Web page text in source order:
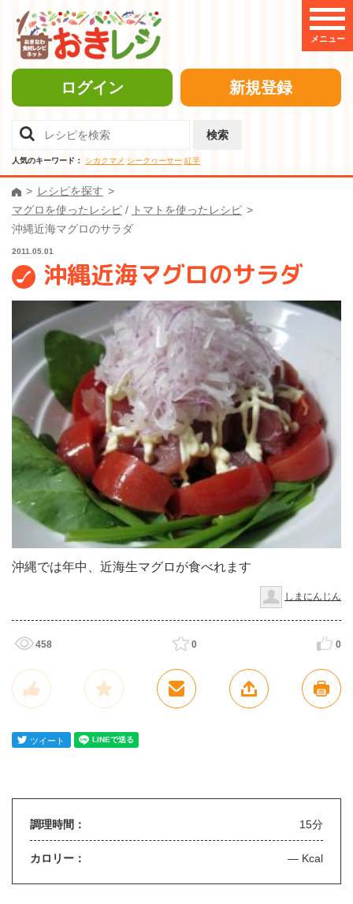
メニュー
ログイン 新規登録
検索
人気のキーワード： シカクマメ シークヮーサー 紅芋
レシピを探す
マグロを使ったレシピ / トマトを使ったレシピ
沖縄近海マグロのサラダ
2011.05.01
沖縄近海マグロのサラダ
沖縄では年中、近海生マグロが食べれます
しまにんじん
458 0 0
調理時間： 15分
カロリー： — Kcal